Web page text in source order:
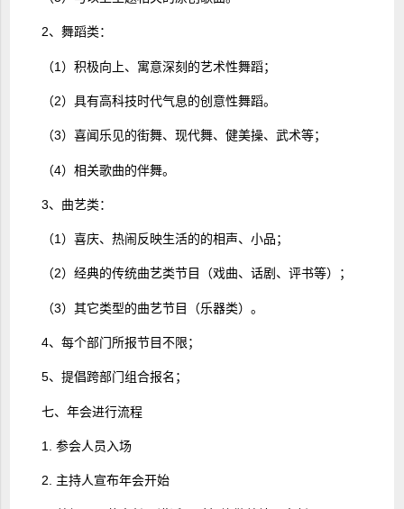
2、舞蹈类：
（1）积极向上、寓意深刻的艺术性舞蹈；
（2）具有高科技时代气息的创意性舞蹈。
（3）喜闻乐见的街舞、现代舞、健美操、武术等；
（4）相关歌曲的伴舞。
3、曲艺类：
（1）喜庆、热闹反映生活的的相声、小品；
（2）经典的传统曲艺类节目（戏曲、话剧、评书等）；
（3）其它类型的曲艺节目（乐器类）。
4、每个部门所报节目不限；
5、提倡跨部门组合报名；
七、年会进行流程
1. 参会人员入场
2. 主持人宣布年会开始